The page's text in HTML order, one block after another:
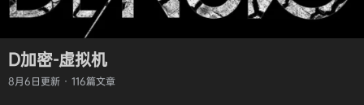
D加密-虚拟机
8月6日更新 · 116篇文章